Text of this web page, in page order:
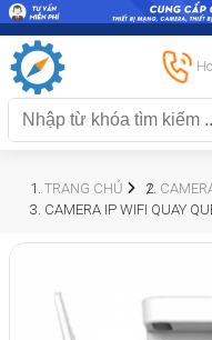
TRANG CHỦ
CAMERA IP WIFI QUAY